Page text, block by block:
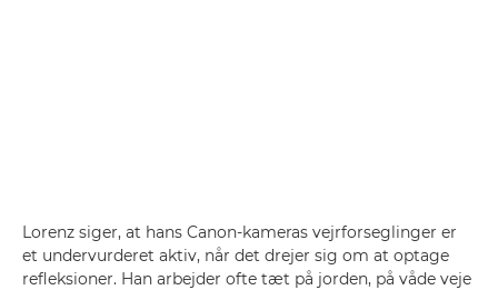
Lorenz siger, at hans Canon-kameras vejrforseglinger er
et undervurderet aktiv, når det drejer sig om at optage
refleksioner. Han arbejder ofte tæt på jorden, på våde veje